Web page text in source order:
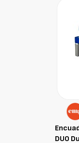
DUO